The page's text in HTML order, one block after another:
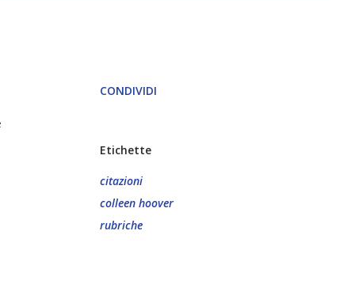
CONDIVIDI
Etichette
citazioni
colleen hoover
rubriche